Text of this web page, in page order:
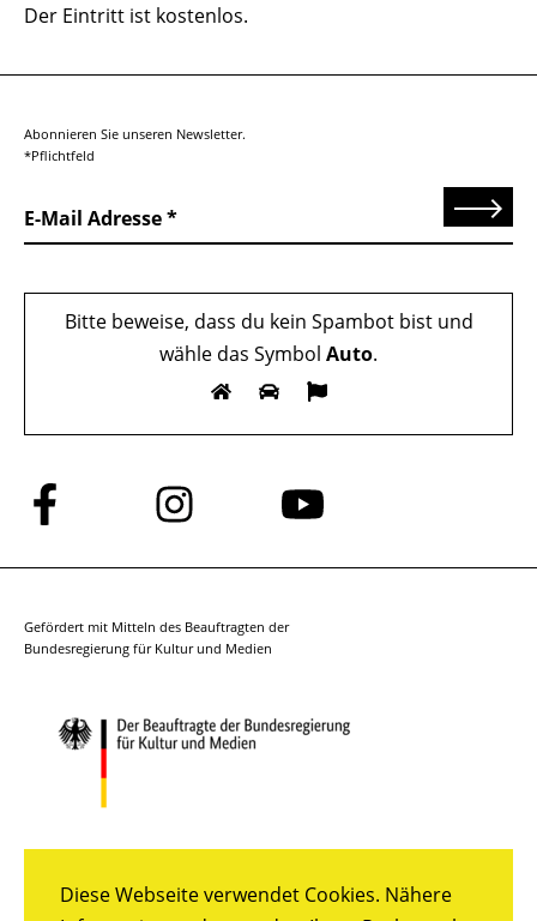
Diese Webseite verwendet Cookies. Nähere
Der Eintritt ist kostenlos.
Abonnieren Sie unseren Newsletter.
*Pflichtfeld
E-Mail Adresse Senden
Bitte beweise, dass du kein Spambot bist und
wähle das Symbol Auto.
Folge
uns
auf
Folge
uns
auf
Folge
auf
Gefördert mit Mitteln des Beauftragten der
Bundesregierung für Kultur und Medien